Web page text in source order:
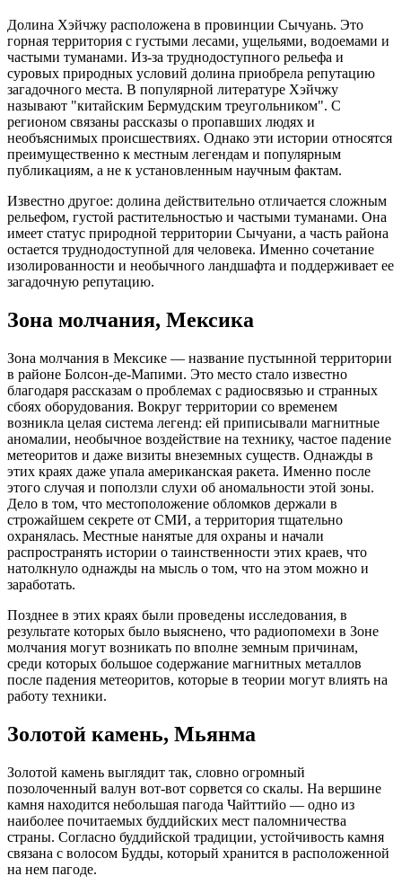
Долина Хэйчжу расположена в провинции Сычуань. Это
горная территория с густыми лесами, ущельями, водоемами и
частыми туманами. Из-за труднодоступного рельефа и
суровых природных условий долина приобрела репутацию
загадочного места. В популярной литературе Хэйчжу
называют "китайским Бермудским треугольником". С
регионом связаны рассказы о пропавших людях и
необъяснимых происшествиях. Однако эти истории относятся
преимущественно к местным легендам и популярным
публикациям, а не к установленным научным фактам.
Известно другое: долина действительно отличается сложным
рельефом, густой растительностью и частыми туманами. Она
имеет статус природной территории Сычуани, а часть района
остается труднодоступной для человека. Именно сочетание
изолированности и необычного ландшафта и поддерживает ее
загадочную репутацию.
Зона молчания, Мексика
Зона молчания в Мексике — название пустынной территории
в районе Болсон-де-Мапими. Это место стало известно
благодаря рассказам о проблемах с радиосвязью и странных
сбоях оборудования. Вокруг территории со временем
возникла целая система легенд: ей приписывали магнитные
аномалии, необычное воздействие на технику, частое падение
метеоритов и даже визиты внеземных существ. Однажды в
этих краях даже упала американская ракета. Именно после
этого случая и поползли слухи об аномальности этой зоны.
Дело в том, что местоположение обломков держали в
строжайшем секрете от СМИ, а территория тщательно
охранялась. Местные нанятые для охраны и начали
распространять истории о таинственности этих краев, что
натолкнуло однажды на мысль о том, что на этом можно и
заработать.
Позднее в этих краях были проведены исследования, в
результате которых было выяснено, что радиопомехи в Зоне
молчания могут возникать по вполне земным причинам,
среди которых большое содержание магнитных металлов
после падения метеоритов, которые в теории могут влиять на
работу техники.
Золотой камень, Мьянма
Золотой камень выглядит так, словно огромный
позолоченный валун вот-вот сорвется со скалы. На вершине
камня находится небольшая пагода Чайттийо — одно из
наиболее почитаемых буддийских мест паломничества
страны. Согласно буддийской традиции, устойчивость камня
связана с волосом Будды, который хранится в расположенной
на нем пагоде.